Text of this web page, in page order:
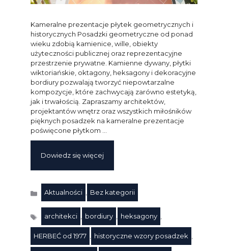
Kameralne prezentacje płytek geometrycznych i
historycznych Posadzki geometryczne od ponad
wieku zdobią kamienice, wille, obiekty
użyteczności publicznej oraz reprezentacyjne
przestrzenie prywatne. Kamienne dywany, płytki
wiktoriańskie, oktagony, heksagony i dekoracyjne
bordiury pozwalają tworzyć niepowtarzalne
kompozycje, które zachwycają zarówno estetyką,
jak i trwałością. Zapraszamy architektów,
projektantów wnętrz oraz wszystkich miłośników
pięknych posadzek na kameralne prezentacje
poświęcone płytkom …
Dowiedz się więcej
Kategorie
Aktualności , Bez kategorii
architekci , bordiury , heksagony ,
HERBEĆ od 1977 , historyczne wzory posadzek ,